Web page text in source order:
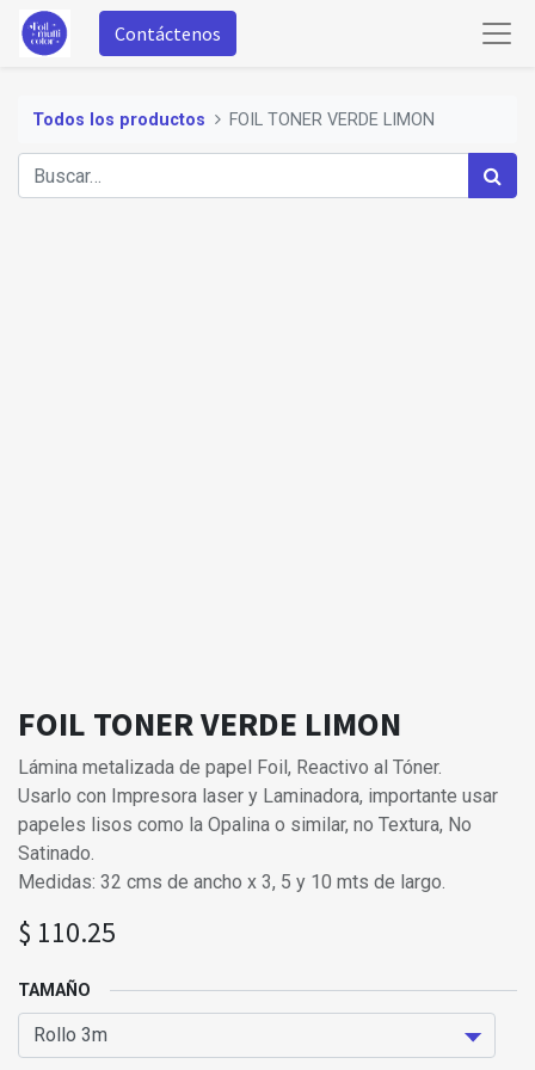
Contáctenos
Todos los productos FOIL TONER VERDE LIMON
FOIL TONER VERDE LIMON
Lámina metalizada de papel Foil, Reactivo al Tóner.
Usarlo con Impresora laser y Laminadora, importante usar
papeles lisos como la Opalina o similar, no Textura, No
Satinado.
Medidas: 32 cms de ancho x 3, 5 y 10 mts de largo.
$ 110.25
TAMAÑO